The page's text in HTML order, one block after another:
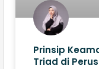
Prinsip
Triad di